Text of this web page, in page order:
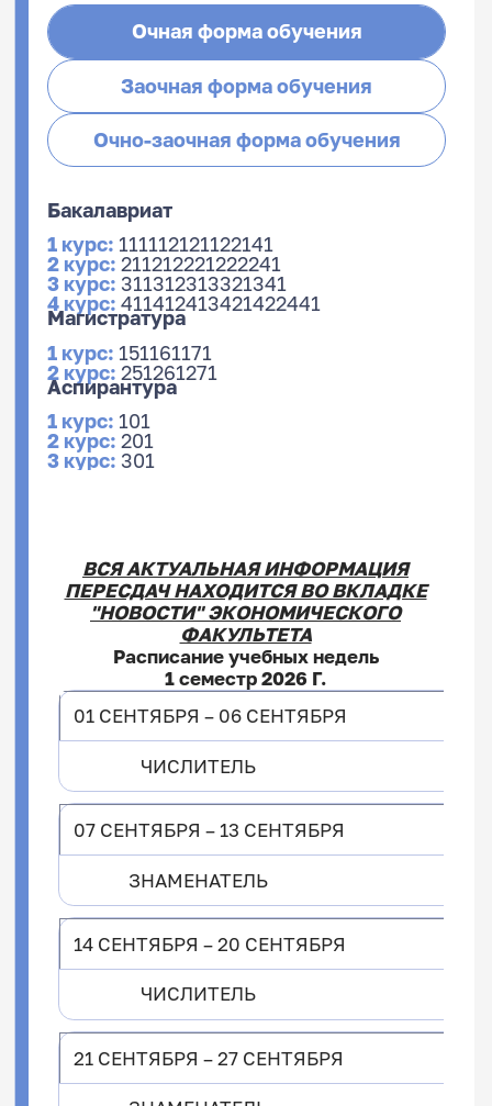
Очная форма обучения
Заочная форма обучения
Очно-заочная форма обучения
Бакалавриат
1 курс: 111112121122141
2 курс: 211212221222241
3 курс: 311312313321341
4 курс: 411412413421422441
Магистратура
1 курс: 151161171
2 курс: 251261271
Аспирантура
1 курс: 101
2 курс: 201
3 курс: 301
1 курс:111131151181
2 курс:211231251281
3 курс:311331351381
1 курс:141161171
2 курс:241261263271
3 курс:341361371
4 курс:461463471
561571
ВСЯ АКТУАЛЬНАЯ ИНФОРМАЦИЯ
ПЕРЕСДАЧ НАХОДИТСЯ ВО ВКЛАДКЕ
"НОВОСТИ" ЭКОНОМИЧЕСКОГО
ФАКУЛЬТЕТА
Расписание учебных недель
1 семестр 2026 Г.
01 СЕНТЯБРЯ – 06 СЕНТЯБРЯ
ЧИСЛИТЕЛЬ
07 СЕНТЯБРЯ – 13 СЕНТЯБРЯ
ЗНАМЕНАТЕЛЬ
14 СЕНТЯБРЯ – 20 СЕНТЯБРЯ
ЧИСЛИТЕЛЬ
21 СЕНТЯБРЯ – 27 СЕНТЯБРЯ